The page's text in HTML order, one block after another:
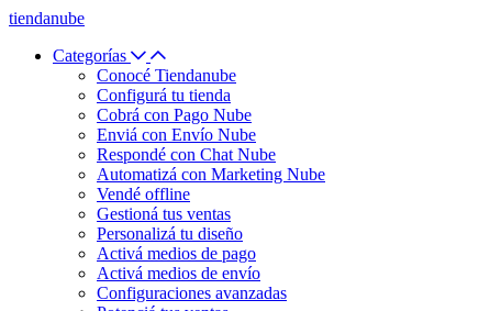
tiendanube
Categorías
Conocé Tiendanube
Configurá tu tienda
Cobrá con Pago Nube
Enviá con Envío Nube
Respondé con Chat Nube
Automatizá con Marketing Nube
Vendé offline
Gestioná tus ventas
Personalizá tu diseño
Activá medios de pago
Activá medios de envío
Configuraciones avanzadas